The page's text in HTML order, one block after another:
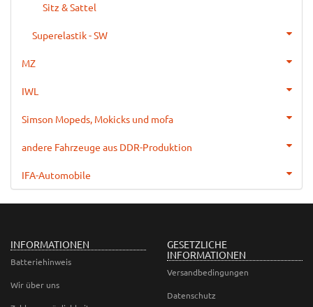
Sitz & Sattel
Superelastik - SW
MZ
IWL
Simson Mopeds, Mokicks und mofa
andere Fahrzeuge aus DDR-Produktion
IFA-Automobile
INFORMATIONEN
Batteriehinweis
Wir über uns
GESETZLICHE
INFORMATIONEN
Versandbedingungen
Datenschutz